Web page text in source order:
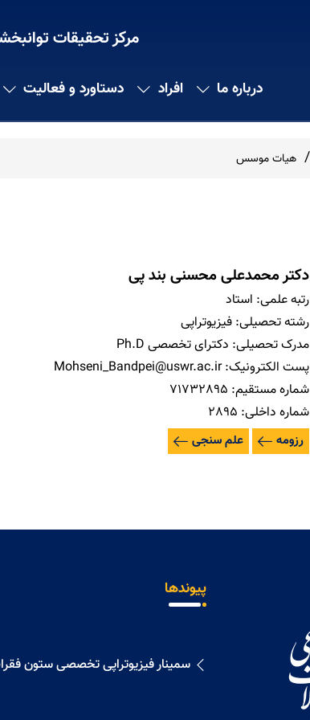
مرکز تحقیقات
درباره ما افراد دستاورد و فعالیت
هیات موسس
دکتر محمدعلی محسنی بند پی
رتبه علمی: استاد
رشته تحصیلی: فیزیوتراپی
مدرک تحصیلی: دکترای تخصصی Ph.D
پست الکترونیک: Mohseni_Bandpei@uswr.ac.ir
شماره مستقیم: 71732895
شماره داخلی: 2895
رزومه علم سنجی
پیوندها
سمینار فیزیوتراپی تخصصی ستون